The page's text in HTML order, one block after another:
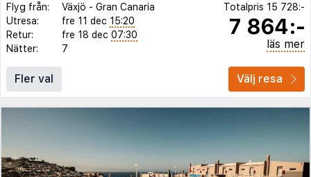
Flyg från: Växjö - Gran Canaria
Utresa:
fre 11 dec 15:20
Retur:
fre 18 dec 07:30
Nätter:
7
Totalpris 15 728:-
7 864:-
läs mer
Fler val Välj resa